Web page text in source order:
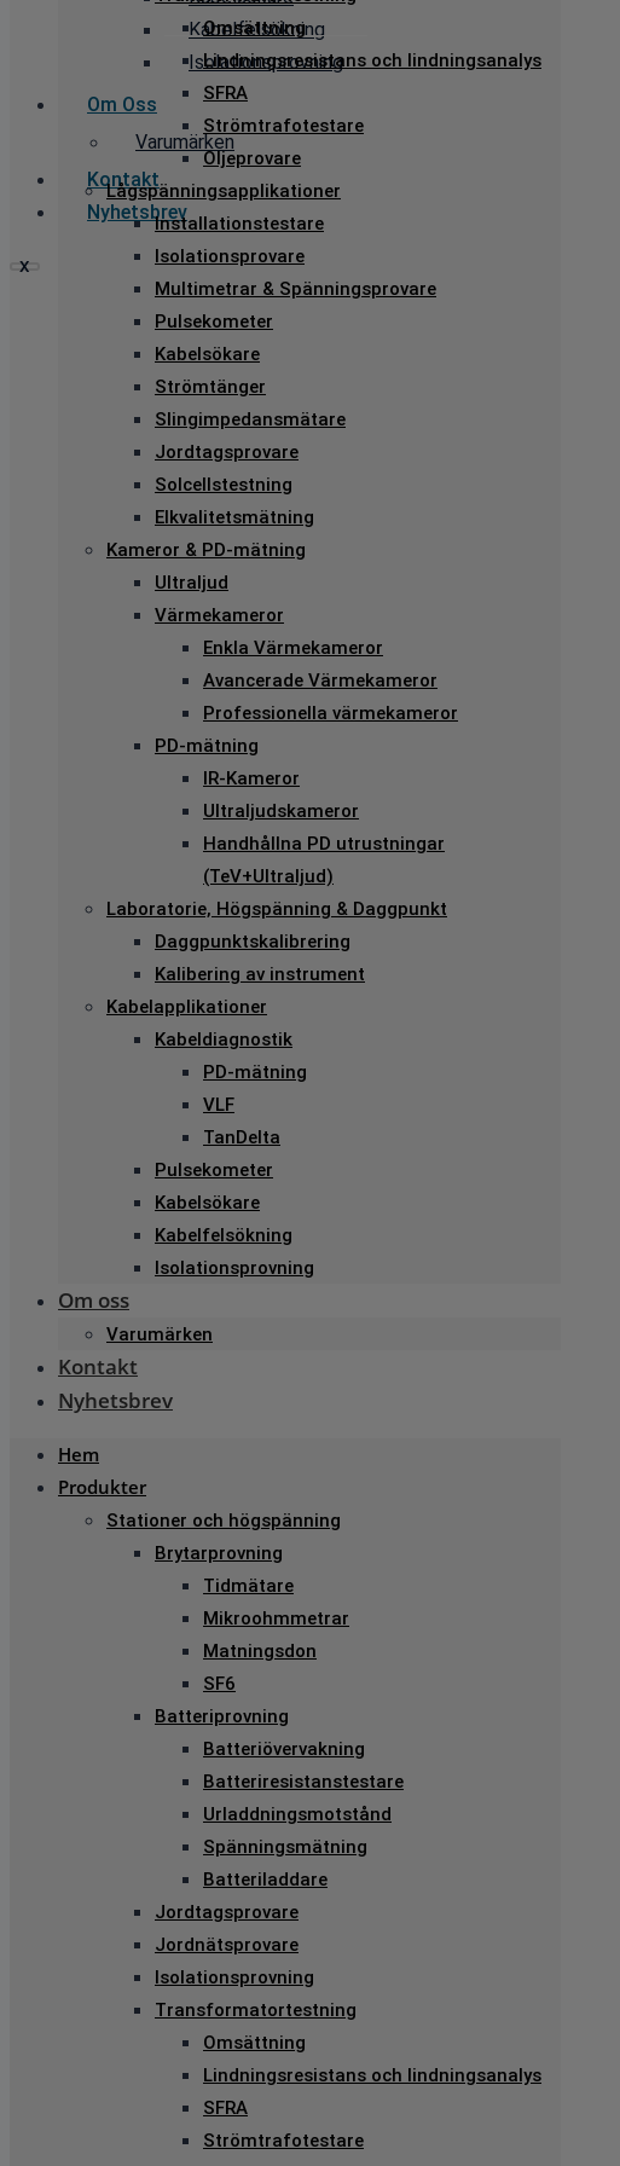
Kabelfelsökning
Isolationsprovning
Om Oss
Varumärken
Kontakt
Nyhetsbrev
X
Omsättning
Lindningsresistans och lindningsanalys
SFRA
Strömtrafotestare
Oljeprovare
Lågspänningsapplikationer
Installationstestare
Isolationsprovare
Multimetrar & Spänningsprovare
Pulsekometer
Kabelsökare
Strömtänger
Slingimpedansmätare
Jordtagsprovare
Solcellstestning
Elkvalitetsmätning
Kameror & PD-mätning
Ultraljud
Värmekameror
Enkla Värmekameror
Avancerade Värmekameror
Professionella värmekameror
PD-mätning
IR-Kameror
Ultraljudskameror
Handhållna PD utrustningar
(TeV+Ultraljud)
Laboratorie, Högspänning & Daggpunkt
Daggpunktskalibrering
Kalibering av instrument
Kabelapplikationer
Kabeldiagnostik
PD-mätning
VLF
TanDelta
Pulsekometer
Kabelsökare
Kabelfelsökning
Isolationsprovning
Om oss
Varumärken
Kontakt
Nyhetsbrev
Hem
Produkter
Stationer och högspänning
Brytarprovning
Tidmätare
Mikroohmmetrar
Matningsdon
SF6
Batteriprovning
Batteriövervakning
Batteriresistanstestare
Urladdningsmotstånd
Spänningsmätning
Batteriladdare
Jordtagsprovare
Jordnätsprovare
Isolationsprovning
Transformatortestning
Omsättning
Lindningsresistans och lindningsanalys
SFRA
Strömtrafotestare